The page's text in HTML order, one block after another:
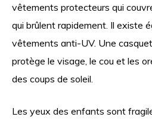
vêtements protecteurs qui
qui brûlent rapidement. Il existe
vêtements anti-UV. Une
protège le visage, le cou et les
des coups de soleil.
Les yeux des enfants sont